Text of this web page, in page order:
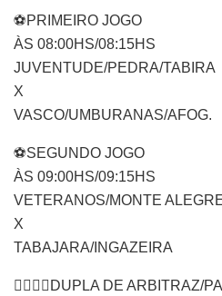
⚽PRIMEIRO JOGO
ÀS 08:00HS/08:15HS
JUVENTUDE/PEDRA/TABIRA
X
VASCO/UMBURANAS/AFOG.
⚽SEGUNDO JOGO
ÀS 09:00HS/09:15HS
VETERANOS/MONTE
X
TABAJARA/INGAZEIRA
👉🏿👉🏿DUPLA DE ARBITRAZ/